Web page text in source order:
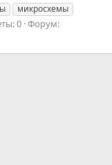
микросхемы
0 Форум: